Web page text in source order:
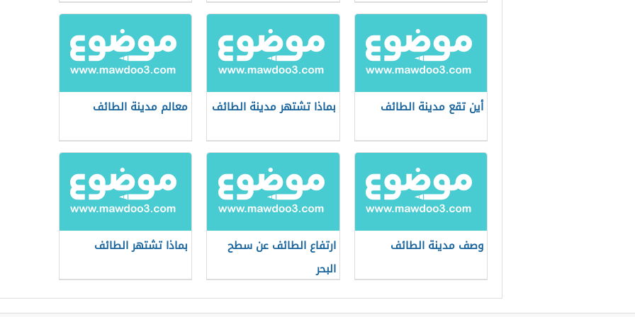
أين تقع مدينة الطائف بماذا تشتهر مدينة الطائف معالم مدينة الطائف
وصف مدينة الطائف
ارتفاع الطائف عن سطح
البحر
بماذا تشتهر الطائف